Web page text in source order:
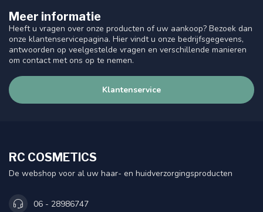
Meer informatie
Heeft u vragen over onze producten of uw aankoop? Bezoek dan
onze klantenservicepagina. Hier vindt u onze bedrijfsgegevens,
antwoorden op veelgestelde vragen en verschillende manieren
om contact met ons op te nemen.
Klantenservice
RC COSMETICS
De webshop voor al uw haar- en huidverzorgingsproducten
06 - 28986747